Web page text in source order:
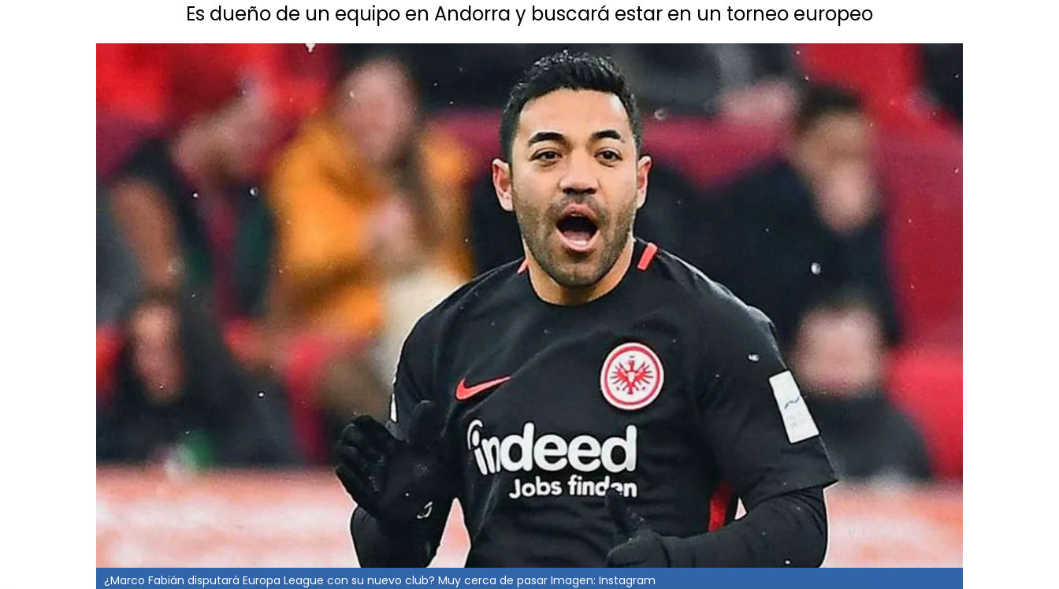
Es dueño de un equipo en Andorra y buscará estar en un torneo europeo
¿Marco Fabián disputará Europa League con su nuevo club? Muy cerca de pasar Imagen: Instagram